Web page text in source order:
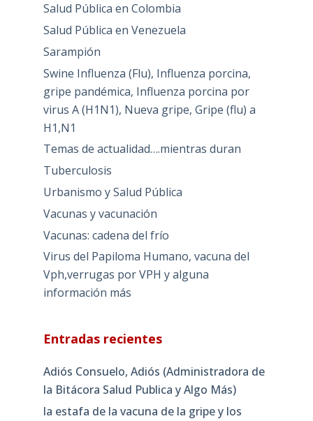
Salud Pública en Colombia
Salud Pública en Venezuela
Sarampión
Swine Influenza (Flu), Influenza porcina,
gripe pandémica, Influenza porcina por
virus A (H1N1), Nueva gripe, Gripe (flu) a
H1,N1
Temas de actualidad….mientras duran
Tuberculosis
Urbanismo y Salud Pública
Vacunas y vacunación
Vacunas: cadena del frío
Virus del Papiloma Humano, vacuna del
Vph,verrugas por VPH y alguna
información más
Entradas recientes
Adiós Consuelo, Adiós (Administradora de
la Bitácora Salud Publica y Algo Más)
la estafa de la vacuna de la gripe y los